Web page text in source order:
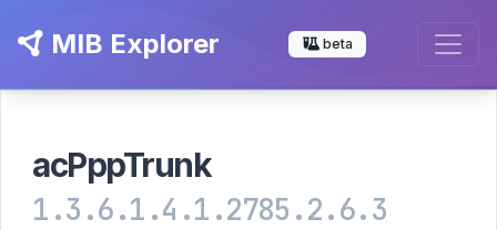
MIB Explorer beta
acPppTrunk
1.3.6.1.4.1.2785.2.6.3